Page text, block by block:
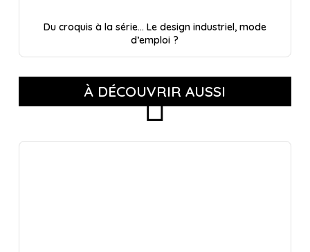
Du croquis à la série… Le design industriel, mode
d’emploi ?
À DÉCOUVRIR AUSSI